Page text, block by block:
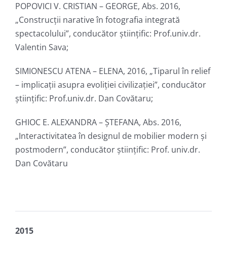
POPOVICI V. CRISTIAN – GEORGE, Abs. 2016,
„Construcții narative în fotografia integrată
spectacolului”, conducător ştiinţific: Prof.univ.dr.
Valentin Sava;
SIMIONESCU ATENA – ELENA, 2016, „Tiparul în relief
– implicații asupra evoliției civilizației”, conducător
ştiinţific: Prof.univ.dr. Dan Covătaru;
GHIOC E. ALEXANDRA – ȘTEFANA, Abs. 2016,
„Interactivitatea în designul de mobilier modern și
postmodern”, conducător ştiinţific: Prof. univ.dr.
Dan Covătaru
2015